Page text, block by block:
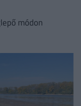
módon